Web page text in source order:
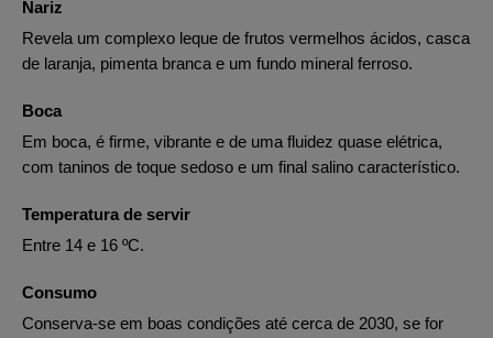
Nariz
Revela um complexo leque de frutos vermelhos ácidos, casca
de laranja, pimenta branca e um fundo mineral ferroso.
Boca
Em boca, é firme, vibrante e de uma fluidez quase elétrica,
com taninos de toque sedoso e um final salino característico.
Temperatura de servir
Entre 14 e 16 ºC.
Consumo
Conserva-se em boas condições até cerca de 2030, se for